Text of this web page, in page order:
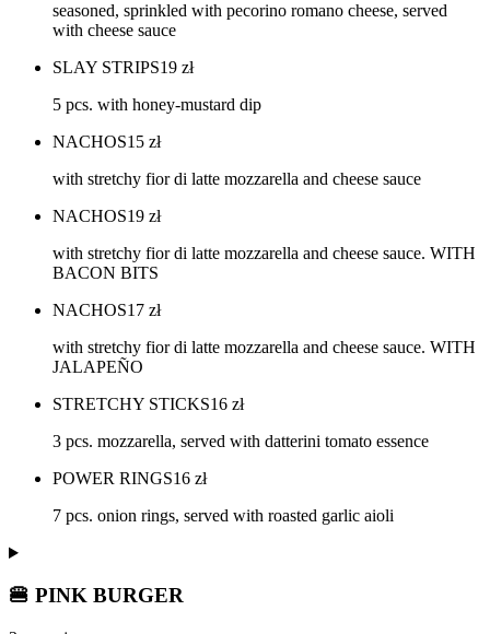
seasoned, sprinkled with pecorino romano cheese, served
with cheese sauce
SLAY STRIPS19 zł
5 pcs. with honey-mustard dip
NACHOS15 zł
with stretchy fior di latte mozzarella and cheese sauce
NACHOS19 zł
with stretchy fior di latte mozzarella and cheese sauce. WITH
BACON BITS
NACHOS17 zł
with stretchy fior di latte mozzarella and cheese sauce. WITH
JALAPEÑO
STRETCHY STICKS16 zł
3 pcs. mozzarella, served with datterini tomato essence
POWER RINGS16 zł
7 pcs. onion rings, served with roasted garlic aioli
🍔 PINK BURGER